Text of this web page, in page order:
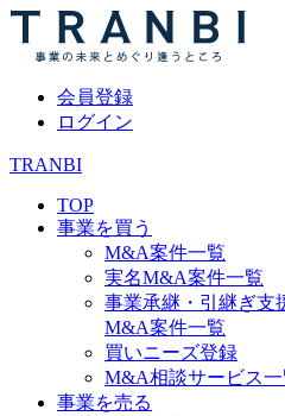
会員登録
ログイン
TRANBI
TOP
事業を買う
M&A案件一覧
実名M&A案件一覧
事業承継・引継ぎ支
M&A案件一覧
買いニーズ登録
M&A相談サービス一
事業を売る